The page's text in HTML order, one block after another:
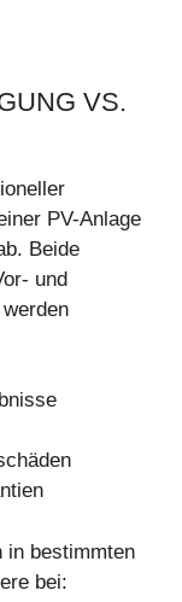
VS.
PV-Anlage
Beide
und
in bestimmten
bei: